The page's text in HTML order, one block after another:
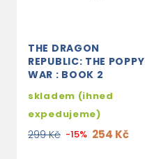
THE DRAGON
REPUBLIC: THE POPPY
WAR : BOOK 2
skladem (ihned
expedujeme)
299 Kč -15% 254 Kč